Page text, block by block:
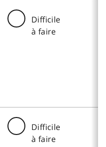
Difficile
à faire
Difficile
à faire